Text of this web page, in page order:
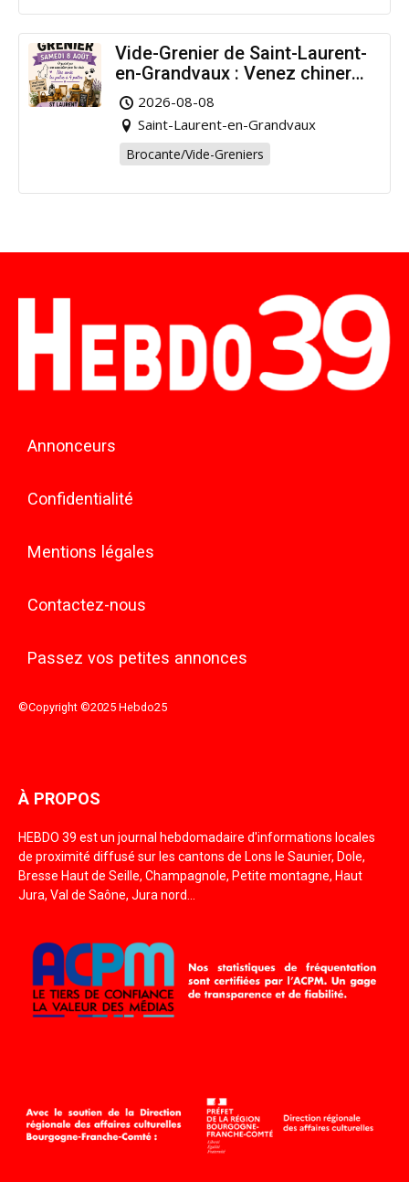
Vide-Grenier de Saint-Laurent-
en-Grandvaux : Venez chiner
pour la bonne cause !
2026-08-08
Saint-Laurent-en-Grandvaux
Brocante/Vide-Greniers